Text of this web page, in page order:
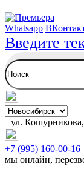
Whatsapp
Введите
ул.
+7 (995) 160-00-16
мы онлайн,